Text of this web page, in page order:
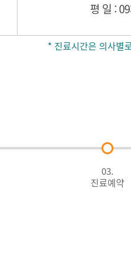
평 일 :
* 진료시간은 의사별
03.
진료예약